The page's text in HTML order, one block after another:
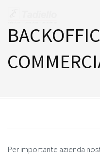
Per importante azienda